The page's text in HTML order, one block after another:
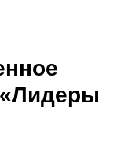
«Лидеры